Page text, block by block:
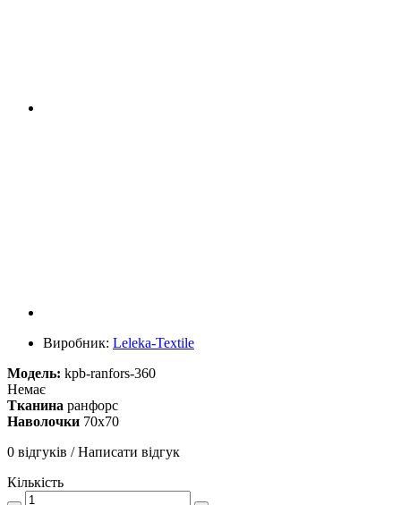
Виробник: Leleka-Textile
Модель: kpb-ranfors-360
Немає
Тканина ранфорс
Наволочки 70х70
0 відгуків /Написати відгук
Кількість